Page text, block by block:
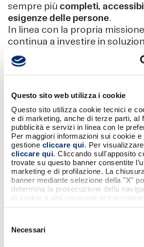
Questo sito web utilizza i cookie
Questo sito utilizza cookie tecnici e
e di marketing, anche di terze parti, al
pubblicità e servizi in linea con le
Per maggiori informazioni sui cookie e
gestione cliccare qui. Per
cliccare qui. Cliccando sull'apposito
trovate su questo banner consentite
marketing e di profilazione. La
banner mediante selezione della "X"
determina la prosecuzione della
di cookie o altri strumenti di
delNecessari
sempre più completi,
esigenze delle persone.
In linea con la propria
continua a investire in
semplicità, sicurezza e
contribuendo a rendere
servizi digitali bancari più
Condividi
NON PERDERTI QUESTI CONTENUTI